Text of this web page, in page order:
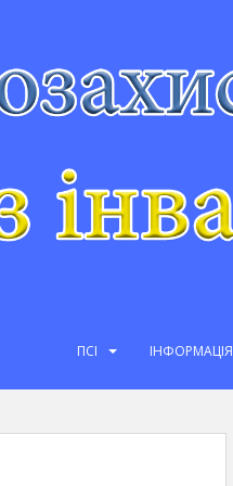
ПСІ ІНФОРМАЦІЯ